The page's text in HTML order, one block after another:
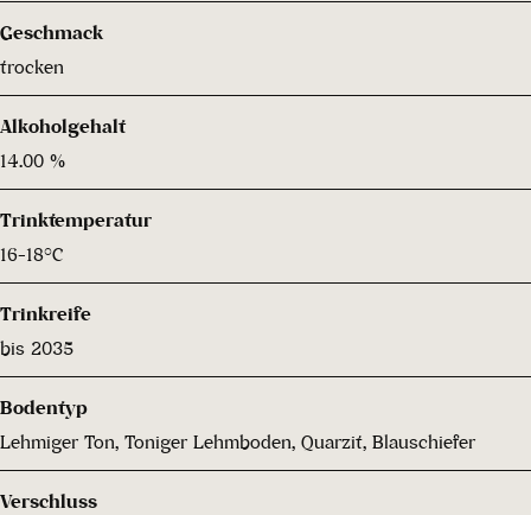
Geschmack
trocken
Alkoholgehalt
14.00 %
Trinktemperatur
16-18°C
Trinkreife
bis 2035
Bodentyp
Lehmiger Ton, Toniger Lehmboden, Quarzit, Blauschiefer
Verschluss